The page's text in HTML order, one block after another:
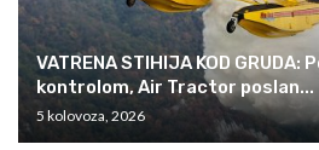
VATRENA STIHIJA KOD GRUDA:
kontrolom, Air Tractor poslan...
5 kolovoza, 2026